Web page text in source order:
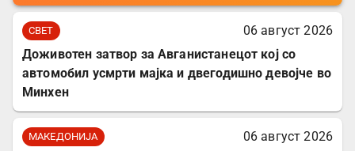
СВЕТ
06 август 2026
Доживотен затвор за Авганистанецот кој со
автомобил усмрти мајка и двегодишно девојче во
Минхен
МАКЕДОНИЈА
06 август 2026